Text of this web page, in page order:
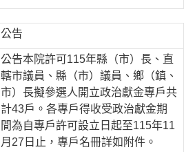
公告
公告本院許可115年縣（市）長、直
轄市議員、縣（市）議員、鄉（鎮、
市）長擬參選人開立政治獻金專戶共
計43戶。各專戶得收受政治獻金期
間為自專戶許可設立日起至115年11
月27日止，專戶名冊詳如附件。